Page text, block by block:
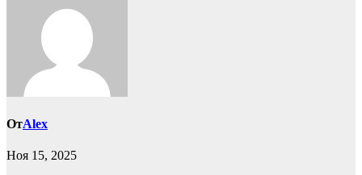
ОтAlex
Ноя 15, 2025